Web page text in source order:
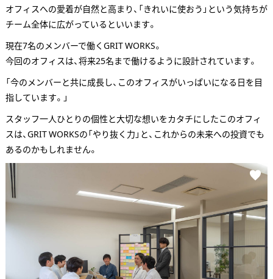
オフィスへの愛着が自然と高まり、「きれいに使おう」という気持ちが
チーム全体に広がっているといいます。
現在7名のメンバーで働くGRIT WORKS。
今回のオフィスは、将来25名まで働けるように設計されています。
「今のメンバーと共に成長し、このオフィスがいっぱいになる日を目
指しています。」
スタッフ一人ひとりの個性と大切な想いをカタチにしたこのオフィ
スは、GRIT WORKSの「やり抜く力」と、これからの未来への投資でも
あるのかもしれません。